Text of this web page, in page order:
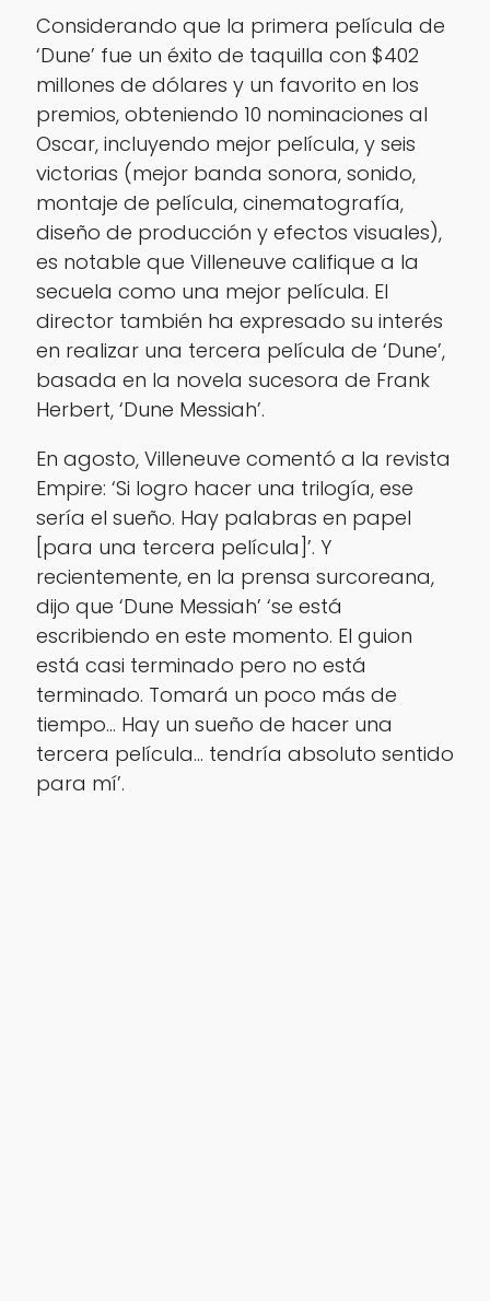
Considerando que la primera película de
‘Dune’ fue un éxito de taquilla con $402
millones de dólares y un favorito en los
premios, obteniendo 10 nominaciones al
Oscar, incluyendo mejor película, y seis
victorias (mejor banda sonora, sonido,
montaje de película, cinematografía,
diseño de producción y efectos visuales),
es notable que Villeneuve califique a la
secuela como una mejor película. El
director también ha expresado su interés
en realizar una tercera película de ‘Dune’,
basada en la novela sucesora de Frank
Herbert, ‘Dune Messiah’.
En agosto, Villeneuve comentó a la revista
Empire: ‘Si logro hacer una trilogía, ese
sería el sueño. Hay palabras en papel
[para una tercera película]’. Y
recientemente, en la prensa surcoreana,
dijo que ‘Dune Messiah’ ‘se está
escribiendo en este momento. El guion
está casi terminado pero no está
terminado. Tomará un poco más de
tiempo… Hay un sueño de hacer una
tercera película… tendría absoluto sentido
para mí’.